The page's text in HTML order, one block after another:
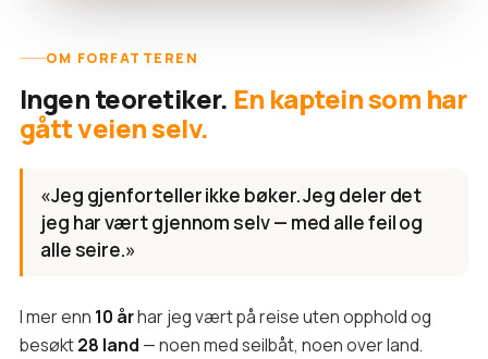
OM FORFATTEREN
Ingen teoretiker. En kaptein som har
gått veien selv.
«Jeg gjenforteller ikke bøker. Jeg deler det
jeg har vært gjennom selv — med alle feil og
alle seire.»
I mer enn 10 århar jeg vært på reise uten opphold og
besøkt28 land — noen med seilbåt, noen over land.